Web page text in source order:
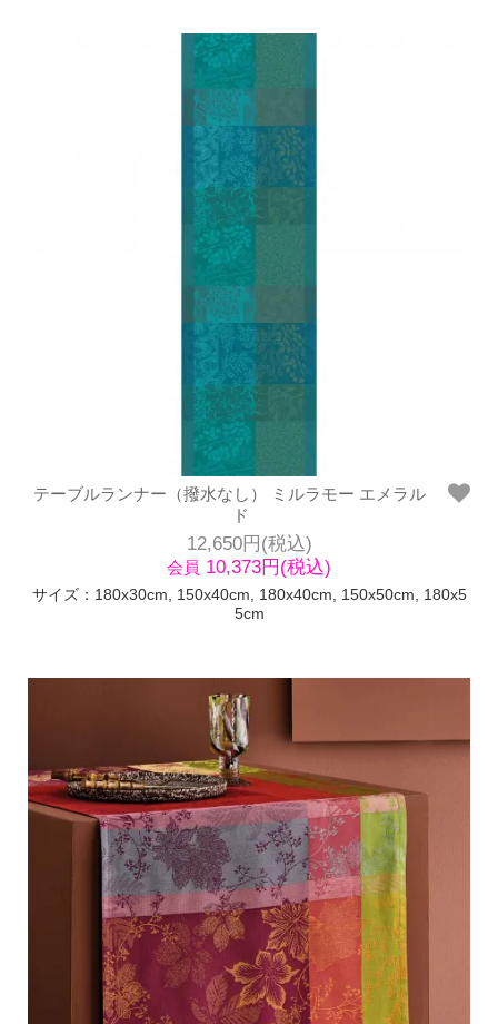
テーブルランナー（撥水なし） ミルラモー エメラル
ド
12,650円(税込)
会員 10,373円(税込)
サイズ：180x30cm, 150x40cm, 180x40cm, 150x50cm, 180x5
5cm